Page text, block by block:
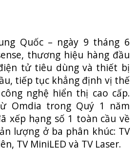
Quốc – ngày 9 tháng 6
thương hiệu hàng đầu
tử tiêu dùng và thiết bị
tiếp tục khẳng định vị thế
nghệ hiển thị cao cấp.
Omdia trong Quý 1 năm
xếp hạng số 1 toàn cầu về
lượng ở ba phân khúc: TV
TV MiniLED và TV Laser.